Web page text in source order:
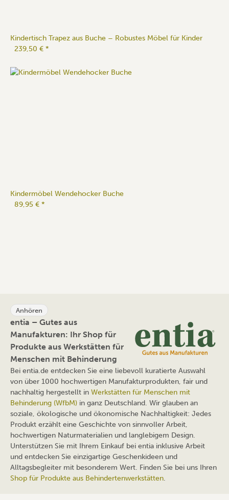
Kindertisch Trapez aus Buche – Robustes Möbel für Kinder
239,50 € *
Kindermöbel Wendehocker Buche
89,95 € *
Anhören
entia – Gutes aus
Manufakturen: Ihr Shop für
Produkte aus Werkstätten für
Menschen mit Behinderung
Bei entia.de entdecken Sie eine liebevoll kuratierte Auswahl
von über 1000 hochwertigen Manufakturprodukten, fair und
nachhaltig hergestellt in Werkstätten für Menschen mit
Behinderung (WfbM) in ganz Deutschland. Wir glauben an
soziale, ökologische und ökonomische Nachhaltigkeit: Jedes
Produkt erzählt eine Geschichte von sinnvoller Arbeit,
hochwertigen Naturmaterialien und langlebigem Design.
Unterstützen Sie mit Ihrem Einkauf bei entia inklusive Arbeit
und entdecken Sie einzigartige Geschenkideen und
Alltagsbegleiter mit besonderem Wert. Finden Sie bei uns Ihren
Shop für Produkte aus Behindertenwerkstätten.